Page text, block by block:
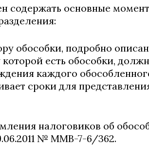
содержать основные
обособки, подробно
которой есть обособки,
каждого
сроки для
налоговиков об
№ ММВ-7-6/362.